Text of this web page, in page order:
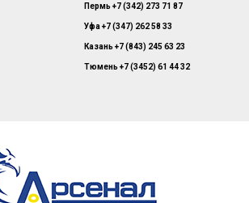
Пермь+7 (342) 273 71 87
Уфа+7 (347) 262 58 33
Казань+7 (843) 245 63 23
Тюмень+7 (3452) 61 44 32